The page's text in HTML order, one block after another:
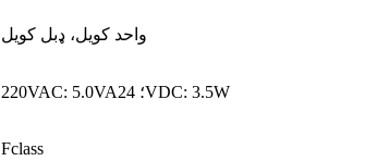
واحد کویل، ډبل کویل
220VAC: 5.0VA؛ 24VDC: 3.5W
Fclass